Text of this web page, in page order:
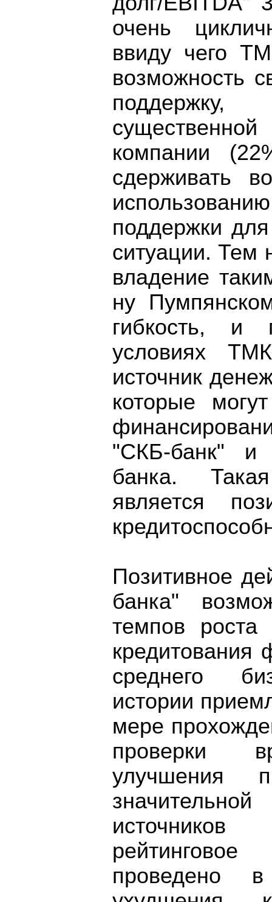
очень
ввиду чего
возможность
компании
сдерживать
поддержки
ситуации. Тем
владение
ну
гибкость, и
условиях
источник
которые
"СКБ-банк" и
банка.
является
Позитивное
банка"
темпов роста
кредитования
среднего
истории
мере
проверки
улучшения
проведено в